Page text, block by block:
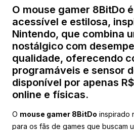
O mouse gamer 8BitDo
acessível e estilosa,
Nintendo, que combina
nostálgico com
qualidade, oferecendo
programáveis e sensor
disponível por apenas
online e físicas.
O mouse gamer 8BitDo inspirado
para os fãs de games que buscam